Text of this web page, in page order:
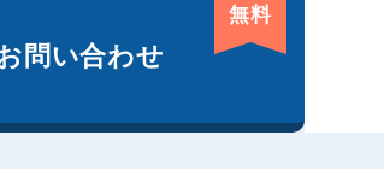
問い合わせ
無料